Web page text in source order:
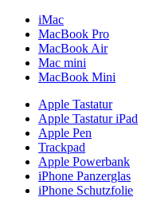
iMac
MacBook Pro
MacBook Air
Mac mini
MacBook Mini
Apple Tastatur
Apple Tastatur iPad
Apple Pen
Trackpad
Apple Powerbank
iPhone Panzerglas
iPhone Schutzfolie